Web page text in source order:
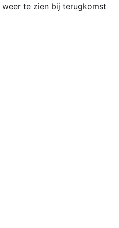
te zien bij terugkomst